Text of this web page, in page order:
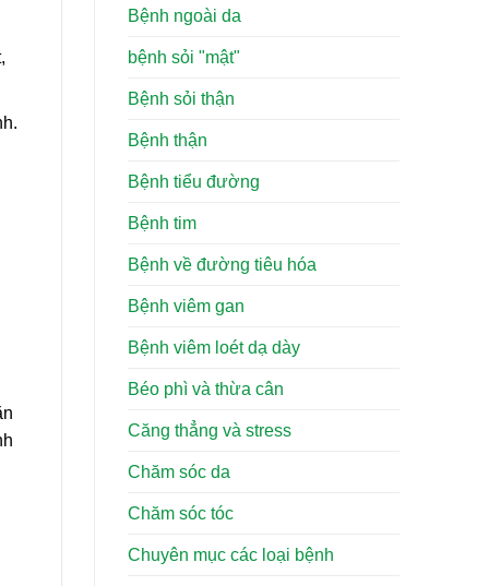
Bệnh ngoài da
bệnh sỏi "mật"
Bệnh sỏi thận
Bệnh thận
Bệnh tiểu đường
Bệnh tim
Bệnh về đường tiêu hóa
Bệnh viêm gan
Bệnh viêm loét dạ dày
Béo phì và thừa cân
Căng thẳng và stress
Chăm sóc da
Chăm sóc tóc
Chuyên mục các loại bệnh